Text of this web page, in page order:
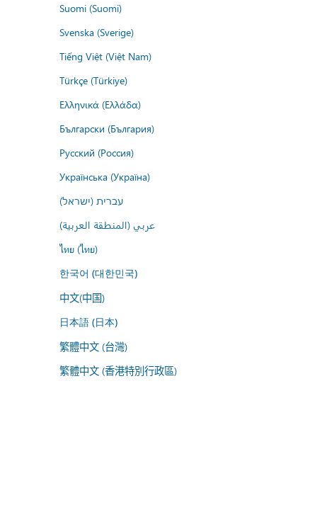
Suomi (Suomi)
Svenska (Sverige)
Tiếng Việt (Việt Nam)
Türkçe (Türkiye)
Ελληνικά (Ελλάδα)
Български (България)
Русский (Россия)
Українська (Україна)
עברית (ישראל)
عربي (المنطقة العربية)
ไทย (ไทย)
한국어 (대한민국)
中文(中国)
日本語 (日本)
繁體中文 (台灣)
繁體中文 (香港特別行政區)